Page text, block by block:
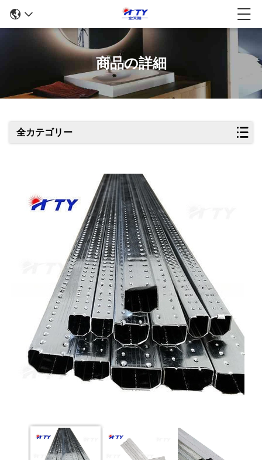
商品の詳細
全カテゴリー